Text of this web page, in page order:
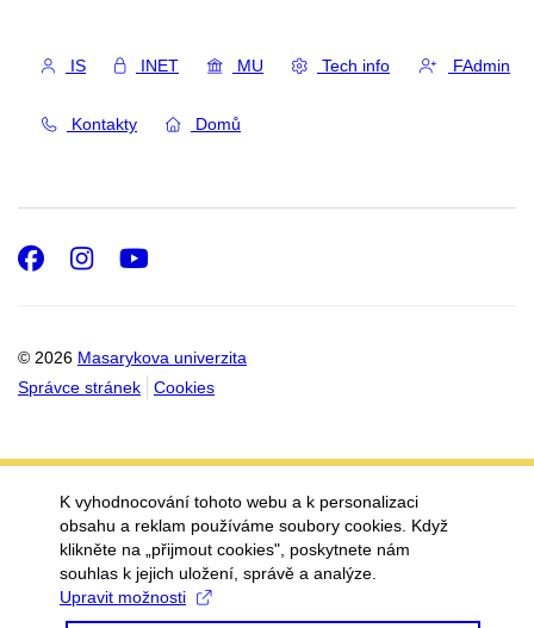
IS INET MU Tech info FAdmin
Kontakty Domů
© 2026 Masarykova univerzita
Správce stránek
Cookies
Facebook
Instagram
K vyhodnocování tohoto webu a k personalizaci
obsahu a reklam používáme soubory cookies. Když
klikněte na „přijmout cookies", poskytnete nám
souhlas k jejich uložení, správě a analýze.
Upravit možnosti